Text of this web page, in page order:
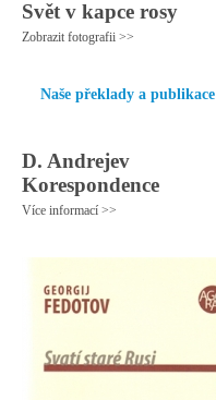
Svět v kapce rosy
Zobrazit fotografii >>
Naše překlady a publikace
D. Andrejev
Korespondence
Více informací >>